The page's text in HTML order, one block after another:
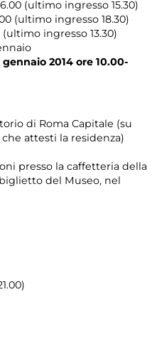
(ultimo ingresso 15.30)
(ultimo ingresso 18.30)
(ultimo ingresso 13.30)
2014 ore 10.00-
di Roma Capitale (su
attesti la residenza)
presso la caffetteria della
del Museo, nel